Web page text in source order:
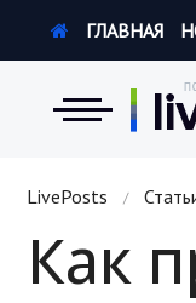
Новости
Экономика
ГЛАВНАЯ
LivePosts /
Как